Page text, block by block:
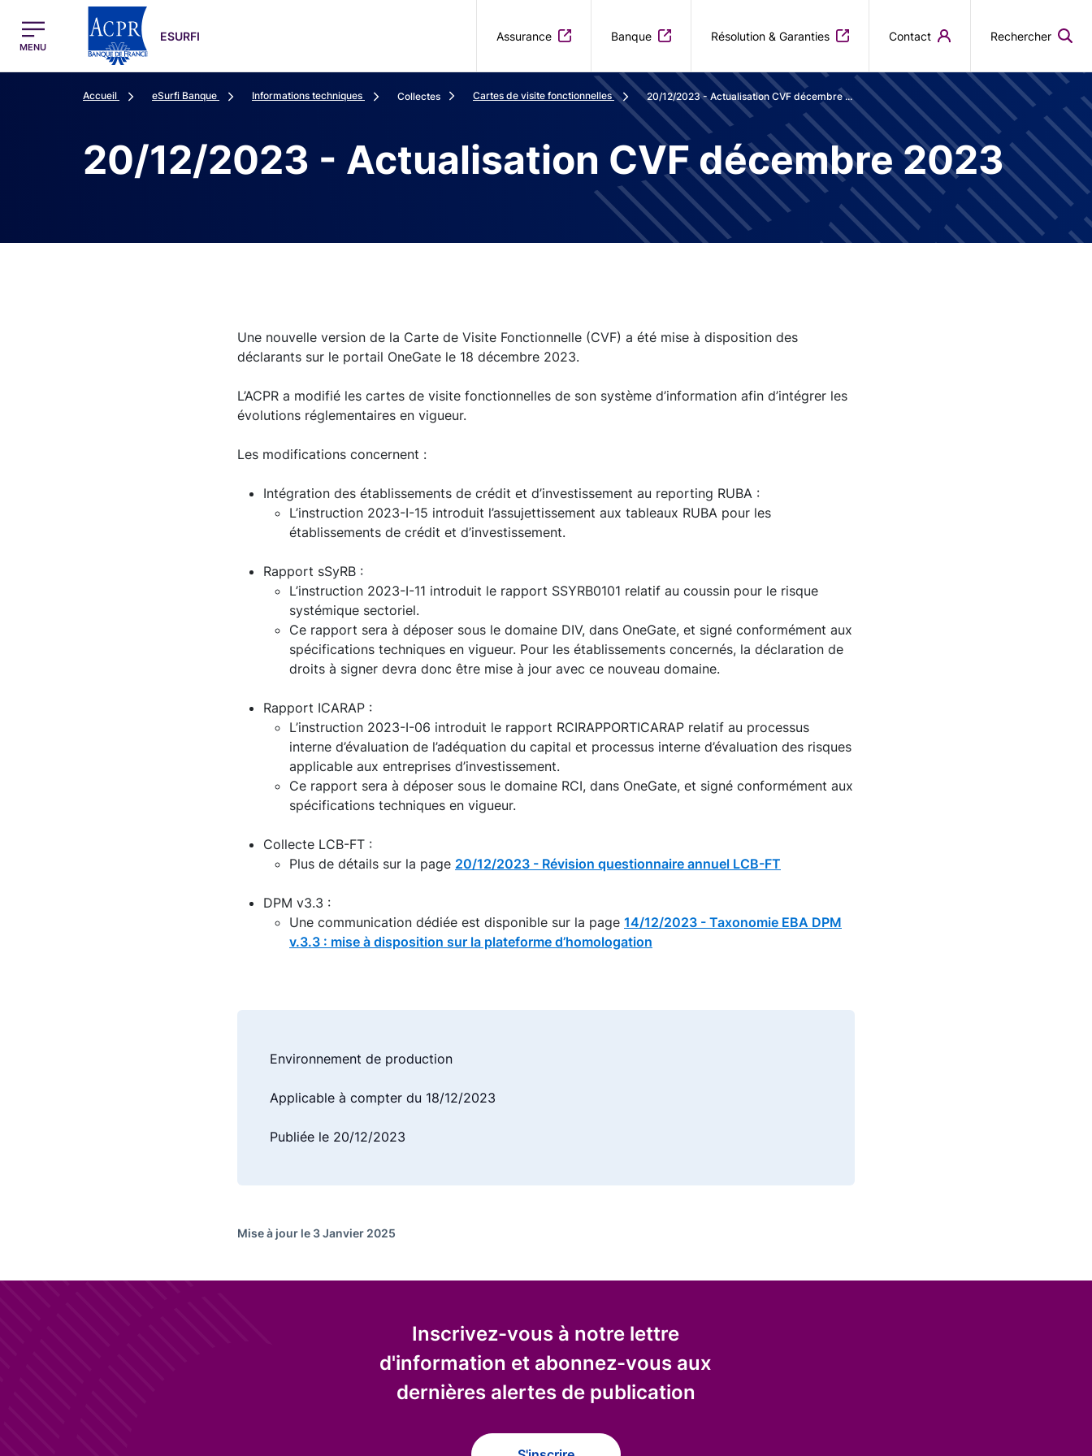
ESURFI Menu Principal
MENU
ESURFI Assurance Banque Résolution & Garanties Contact Rechercher
Accueil eSurfi Banque Informations techniques Collectes Cartes de visite fonctionnelles 20/12/2023 - Actualisation CVF décembre ...
20/12/2023 - Actualisation CVF décembre 2023
Une nouvelle version de la Carte de Visite Fonctionnelle (CVF) a été mise à disposition des
déclarants sur le portail OneGate le 18 décembre 2023.
L’ACPR a modifié les cartes de visite fonctionnelles de son système d’information afin d’intégrer les
évolutions réglementaires en vigueur.
Les modifications concernent :
Intégration des établissements de crédit et d’investissement au reporting RUBA :
L’instruction 2023-I-15 introduit l’assujettissement aux tableaux RUBA pour les
établissements de crédit et d’investissement.
Rapport sSyRB :
L’instruction 2023-I-11 introduit le rapport SSYRB0101 relatif au coussin pour le risque
systémique sectoriel.
Ce rapport sera à déposer sous le domaine DIV, dans OneGate, et signé conformément aux
spécifications techniques en vigueur. Pour les établissements concernés, la déclaration de
droits à signer devra donc être mise à jour avec ce nouveau domaine.
Rapport ICARAP :
L’instruction 2023-I-06 introduit le rapport RCIRAPPORTICARAP relatif au processus
interne d’évaluation de l’adéquation du capital et processus interne d’évaluation des risques
applicable aux entreprises d’investissement.
Ce rapport sera à déposer sous le domaine RCI, dans OneGate, et signé conformément aux
spécifications techniques en vigueur.
Collecte LCB-FT :
Plus de détails sur la page 20/12/2023 - Révision questionnaire annuel LCB-FT
DPM v3.3 :
Une communication dédiée est disponible sur la page 14/12/2023 - Taxonomie EBA DPM
v.3.3 : mise à disposition sur la plateforme d’homologation
Environnement de production
Applicable à compter du 18/12/2023
Publiée le 20/12/2023
Mise à jour le 3 Janvier 2025
Inscrivez-vous à notre lettre
d'information et abonnez-vous aux
dernières alertes de publication